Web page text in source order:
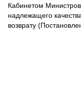
Кабинетом
надлежащего
возврату